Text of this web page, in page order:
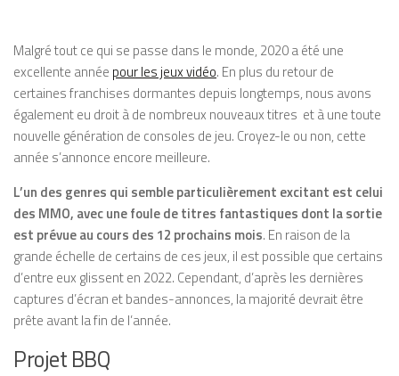
Malgré tout ce qui se passe dans le monde, 2020 a été une
excellente année pour les jeux vidéo. En plus du retour de
certaines franchises dormantes depuis longtemps, nous avons
également eu droit à de nombreux nouveaux titres et à une toute
nouvelle génération de consoles de jeu. Croyez-le ou non, cette
année s’annonce encore meilleure.
L’un des genres qui semble particulièrement excitant est celui
des MMO, avec une foule de titres fantastiques dont la sortie
est prévue au cours des 12 prochains mois. En raison de la
grande échelle de certains de ces jeux, il est possible que certains
d’entre eux glissent en 2022. Cependant, d’après les dernières
captures d’écran et bandes-annonces, la majorité devrait être
prête avant la fin de l’année.
Projet BBQ